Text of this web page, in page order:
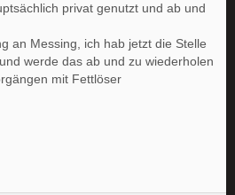
privat genutzt und ab und
an Messing, ich hab jetzt die Stelle
werde das ab und zu wiederholen
mit Fettlöser